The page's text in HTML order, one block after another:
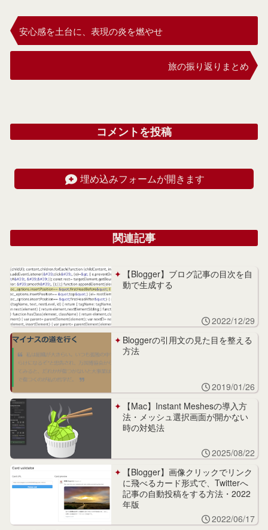
安心感を土台に、表現の炎を燃やせ
旅の振り返りまとめ
コメントを投稿
埋め込みフォームが開きます
関連記事
【Blogger】ブログ記事の目次を自
動で生成する
2022/12/29
Bloggerの引用文の見た目を整える
方法
2019/01/26
【Mac】Instant Meshesの導入方
法・メッシュ選択画面が開かない
時の対処法
2025/08/22
【Blogger】画像クリックでリンク
に飛べるカード形式で、Twitterへ
記事の自動投稿をする方法・2022
年版
2022/06/17